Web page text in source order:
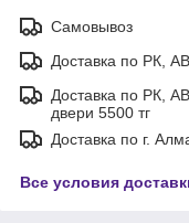
Самовывоз
Доставка по РК,
Доставка по РК,
двери 5500 тг
Доставка по г.
Все условия